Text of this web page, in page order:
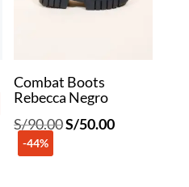
Combat Boots
Rebecca Negro
S/90.00El
S/50.00El
-44%